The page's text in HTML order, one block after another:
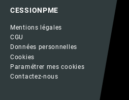
CESSIONPME
Mentions légales
CGU
Données personnelles
Cookies
Paramétrer mes cookies
Contactez-nous